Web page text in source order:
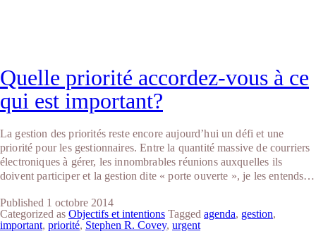
Quelle priorité accordez-vous à ce
qui est important?
La gestion des priorités reste encore aujourd’hui un défi et une
priorité pour les gestionnaires. Entre la quantité massive de courriers
électroniques à gérer, les innombrables réunions auxquelles ils
doivent participer et la gestion dite « porte ouverte », je les entends…
Published 1 octobre 2014
Categorized as Objectifs et intentions Tagged agenda, gestion,
important, priorité, Stephen R. Covey, urgent